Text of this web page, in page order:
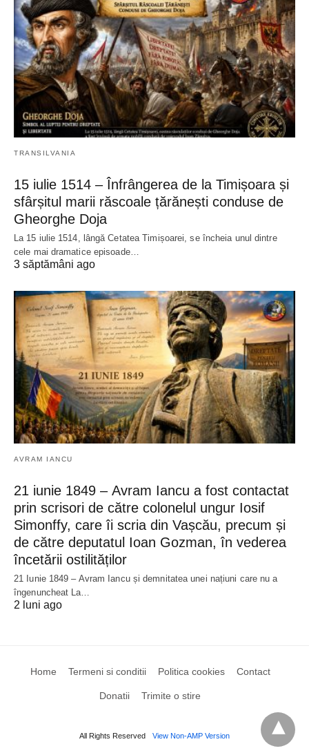
TRANSILVANIA
15 iulie 1514 – Înfrângerea de la Timișoara și
sfârșitul marii răscoale țărănești conduse de
Gheorghe Doja
La 15 iulie 1514, lângă Cetatea Timișoarei, se încheia unul dintre
cele mai dramatice episoade…
3 săptămâni ago
AVRAM IANCU
21 iunie 1849 – Avram Iancu a fost contactat
prin scrisori de către colonelul ungur Iosif
Simonffy, care îi scria din Vașcău, precum și
de către deputatul Ioan Gozman, în vederea
încetării ostilităților
21 Iunie 1849 – Avram Iancu și demnitatea unei națiuni care nu a
îngenuncheat La…
2 luni ago
Home Termeni si conditii Politica cookies Contact
Donatii Trimite o stire
All Rights Reserved View Non-AMP Version